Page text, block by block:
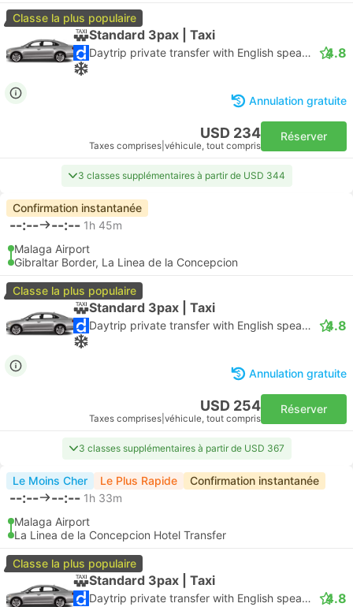
Classe la plus populaire
Standard 3pax | Taxi
Daytrip private transfer with English speaking driver 4.8
Annulation gratuite
USD 234
Taxes comprises véhicule, tout compris
Réserver
3 classes supplémentaires à partir de USD 344
Confirmation instantanée
--:-- --:-- 1h 45m
Malaga Airport
Gibraltar Border, La Linea de la Concepcion
Classe la plus populaire
Standard 3pax | Taxi
Daytrip private transfer with English speaking driver 4.8
Annulation gratuite
USD 254
Taxes comprises véhicule, tout compris
Réserver
3 classes supplémentaires à partir de USD 367
Le Moins Cher Le Plus Rapide Confirmation instantanée
--:-- --:-- 1h 33m
Malaga Airport
La Linea de la Concepcion Hotel Transfer
Classe la plus populaire
Standard 3pax | Taxi
Daytrip private transfer with English speaking driver 4.8